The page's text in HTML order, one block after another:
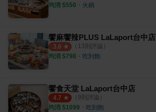
均消 $550 ・ 火鍋
饗麻饗辣PLUS LaLaport台中店
3.6 （ 13則評論）
均消 $798 ・ 吃到飽
饗食天堂 LaLaport台中店
4.7 （ 9則評論）
均消 $1099 ・ 吃到飽